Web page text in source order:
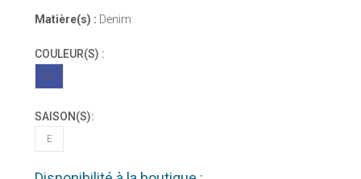
Matière(s) : Denim
COULEUR(S) :
BL
SAISON(S):
E